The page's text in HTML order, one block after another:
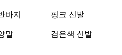
바지
말
핑크 신발
검은색 신발